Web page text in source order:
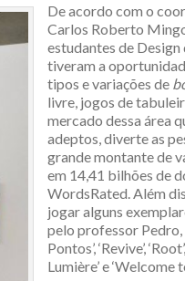
De acordo com o
Carlos Roberto
estudantes de
tiveram a
tipos e variações de
livre, jogos de
mercado dessa área
adeptos, diverte as
grande montante de
em 14,41 bilhões de
WordsRated. Além
jogar alguns
pelo professor Pedro,
Pontos’, ‘Revive’,
Lumière’ e ‘Welcome